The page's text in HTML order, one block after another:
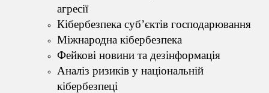
агресії
Кібербезпека суб’єктів господарювання
Міжнародна кібербезпека
Фейкові новини та дезінформація
Аналіз ризиків у національній
кібербезпеці